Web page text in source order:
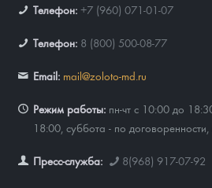
Телефон: +7 (960) 071-01-07
Телефон: 8 (800) 500-08-77
Email: mail@zoloto-md.ru
Режим работы: пн-чт с 10:00 до
18:00, суббота - по договоренности,
Пресс-служба: 8(968) 917-07-92